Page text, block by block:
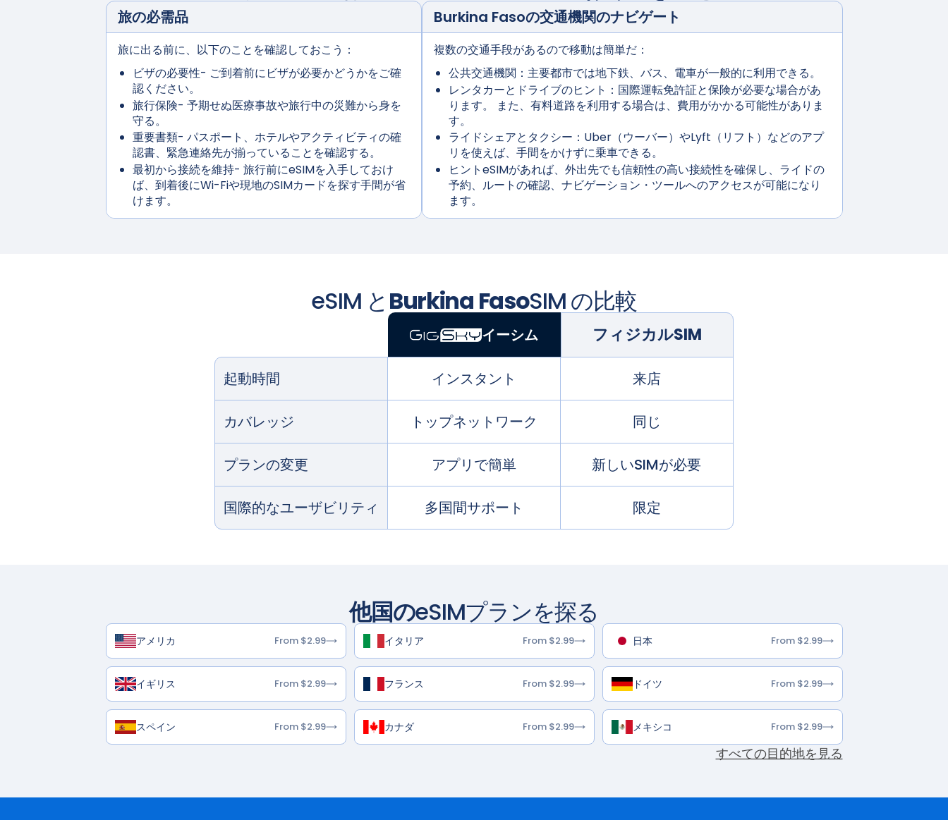
旅の必需品
旅に出る前に、以下のことを確認しておこう：
ビザの必要性- ご到着前にビザが必要かどうかをご確
認ください。
旅行保険- 予期せぬ医療事故や旅行中の災難から身を
守る。
重要書類- パスポート、ホテルやアクティビティの確
認書、緊急連絡先が揃っていることを確認する。
最初から接続を維持- 旅行前にeSIMを入手しておけ
ば、到着後にWi-Fiや現地のSIMカードを探す手間が省
けます。
Burkina Fasoの交通機関のナビゲート
複数の交通手段があるので移動は簡単だ：
公共交通機関：主要都市では地下鉄、バス、電車が一般的に利用できる。
レンタカーとドライブのヒント： 国際運転免許証と保険が必要な場合があ
ります。 また、有料道路を利用する場合は、費用がかかる可能性がありま
す。
ライドシェアとタクシー： Uber（ウーバー）やLyft（リフト）などのアプ
リを使えば、手間をかけずに乗車できる。
ヒントeSIMがあれば、外出先でも信頼性の高い接続性を確保し、ライドの
予約、ルートの確認、ナビゲーション・ツールへのアクセスが可能になり
ます。
eSIM と Burkina FasoSIM の比較
イーシム フィジカルSIM
起動時間 インスタント 来店
カバレッジ トップネットワーク 同じ
プランの変更 アプリで簡単 新しいSIMが必要
国際的なユーザビリティ 多国間サポート 限定
他国のeSIMプランを探る
アメリカ From $2.99 イタリア From $2.99 日本 From $2.99
イギリス From $2.99 フランス From $2.99 ドイツ From $2.99
スペイン From $2.99 カナダ From $2.99 メキシコ From $2.99
すべての目的地を見る